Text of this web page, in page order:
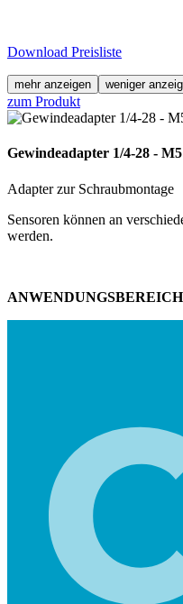
Download Preisliste
mehr anzeigen weniger
zum Produkt
Gewindeadapter 1/4-28 -
Adapter zur Schraubmontage
Sensoren können an
werden.